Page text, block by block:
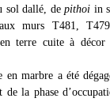
sol dallé, depithoi in
murs T481,
terre cuite à
en marbre a été
de la phase